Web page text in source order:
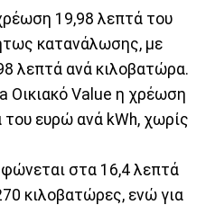
19,98 λεπτά του
κατανάλωσης, με
λεπτά ανά κιλοβατώρα.
Οικιακό Value η χρέωση
ευρώ ανά kWh, χωρίς
στα 16,4 λεπτά
κιλοβατώρες, ενώ για